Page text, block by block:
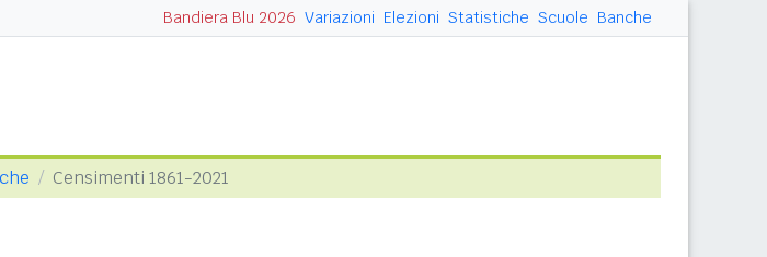
Bandiera Blu 2026 Variazioni Elezioni Statistiche Scuole Banche
Censimenti 1861-2021